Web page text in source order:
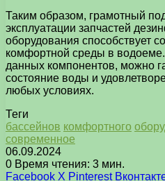
Таким образом, грамотный
эксплуатации запчастей
оборудования способствует
комфортной среды в водоеме.
данных компонентов, можно
состояние воды и
любых условиях.
Теги
бассейнов комфортного
современное
06.09.2024
0 Время чтения: 3 мин.
Facebook X Pinterest